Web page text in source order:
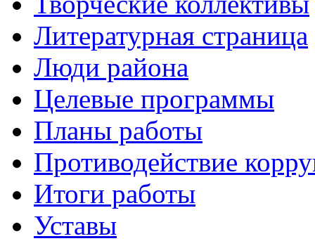
Литературная страница
Люди района
Целевые программы
Планы работы
Противодействие
Итоги работы
Уставы